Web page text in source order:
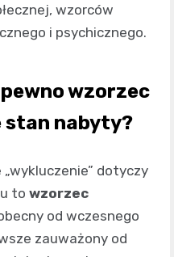
wzorców
i psychicznego.
wzorzec
stan nabyty?
dotyczy
to wzorzec
od wczesnego
zauważony od